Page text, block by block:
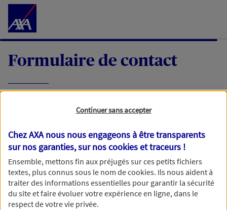
Accéder au Contenu
Formulaire de contact
demande, nous vous répondrons dans les
meilleurs délais par mail ou par téléphone.
Votre message :
Continuer sans accepter
Chez AXA nous nous engageons à être transparents
sur nos garanties, sur noscookies et traceurs !
Ensemble, mettons fin aux préjugés sur ces petits fichiers
textes, plus connus sous le nom decookies. Ils nous aident à
traiter des informations essentielles pour garantir la sécurité
du site et faire évoluer votre expérience en ligne, dans le
respect de votre vie privée.